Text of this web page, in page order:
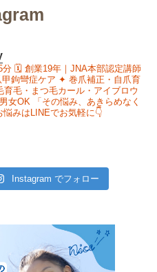
分🗓 創業19年｜JNA本部認定講師
鉤彎症ケア ✦ 巻爪補正・自爪育
毛・まつ毛カール・アイブロウ
女OK 「その悩み、あきらめなく
悩みはLINEでお気軽に👇
Instagram でフォロー